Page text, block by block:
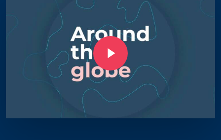
Play Video